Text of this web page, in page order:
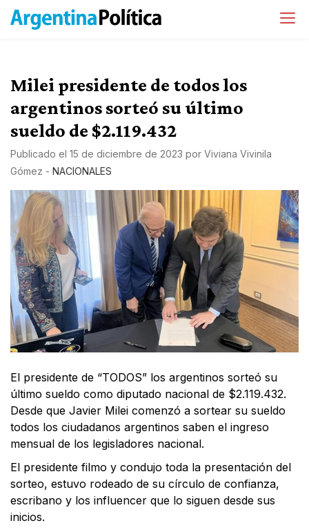
Milei presidente de todos los
argentinos sorteó su último
sueldo de $2.119.432
Publicado el 15 de diciembre de 2023 por Viviana Vivinila
Gómez - NACIONALES
El presidente de “TODOS” los argentinos sorteó su
último sueldo como diputado nacional de $2.119.432.
Desde que Javier Milei comenzó a sortear su sueldo
todos los ciudadanos argentinos saben el ingreso
mensual de los legisladores nacional.
El presidente filmo y condujo toda la presentación del
sorteo, estuvo rodeado de su círculo de confianza,
escribano y los influencer que lo siguen desde sus
inicios.